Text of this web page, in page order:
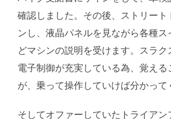
確認しました。その後、ストリート
ンし、液晶パネルを見ながら各種ス
どマシンの説明を受けます。スラク
電子制御が充実している為、覚える
が、乗って操作していけば分かって
そしてオファーしていたトライアン